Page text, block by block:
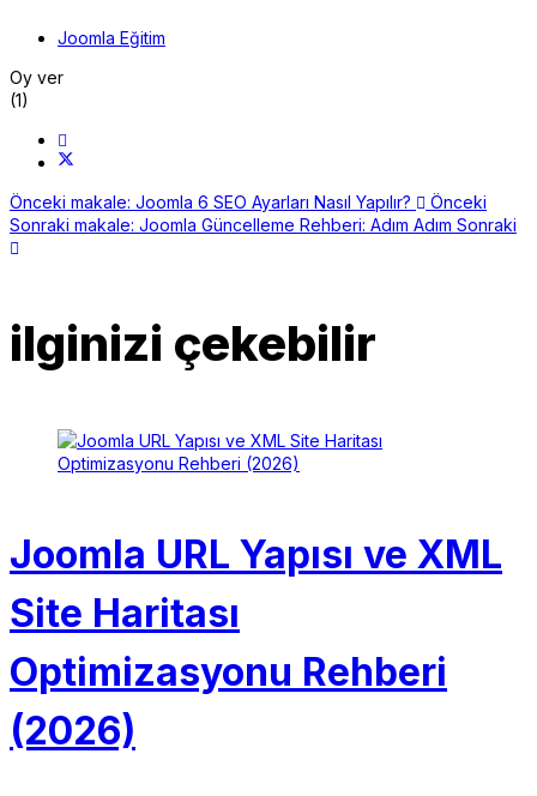
Oy ver
(1)
Joomla Eğitim
Önceki makale: Joomla 6 SEO Ayarları Nasıl Yapılır?
Önceki
Sonraki makale: Joomla Güncelleme Rehberi: Adım Adım Sonraki
ilginizi çekebilir
Joomla URL Yapısı ve XML
Site Haritası
Optimizasyonu Rehberi
(2026)